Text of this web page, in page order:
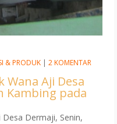
& PRODUK | 2 KOMENTAR
Wana Aji Desa
Kambing pada
Dermaji, Senin,